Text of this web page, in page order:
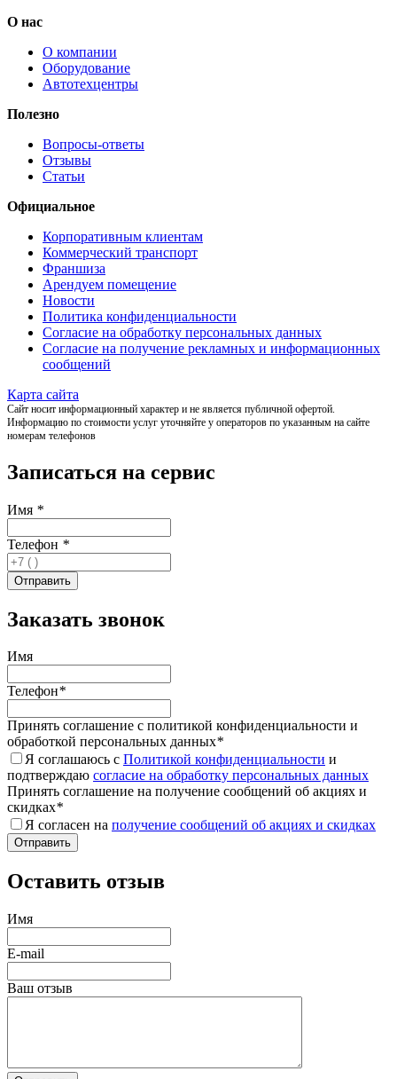
О нас
О компании
Оборудование
Автотехцентры
Полезно
Вопросы-ответы
Отзывы
Статьи
Официальное
Корпоративным клиентам
Коммерческий транспорт
Франшиза
Арендуем помещение
Новости
Политика конфиденциальности
Согласие на обработку персональных данных
Согласие на получение рекламных и информационных
сообщений
Карта сайта
Сайт носит информационный характер и не является публичной офертой.
Информацию по стоимости услуг уточняйте у операторов по указанным на сайте
номерам телефонов
Записаться на сервис
Имя *
Телефон *
Заказать звонок
Имя
Телефон*
Принять соглашение с политикой конфиденциальности и
обработкой персональных данных*
Я соглашаюсь с Политикой конфиденциальности и
подтверждаю согласие на обработку персональных данных
Принять соглашение на получение сообщений об акциях и
скидках*
Я согласен на получение сообщений об акциях и скидках
Оставить отзыв
Имя
E-mail
Ваш отзыв